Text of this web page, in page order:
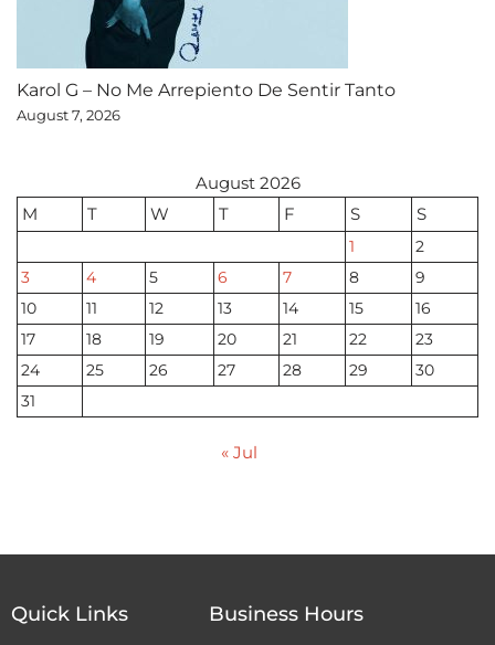
Karol G – No Me Arrepiento De Sentir Tanto
August 7, 2026
August 2026
M
T W T F S S
1
2
3
4 5 6 7 8
9
10
11 12 13 14 15
16
17
18 19 20 21 22
23
24
25 26 27 28 29
30
31
« Jul
Quick Links Business Hours